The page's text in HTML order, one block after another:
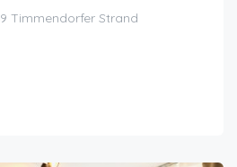
Timmendorfer Strand